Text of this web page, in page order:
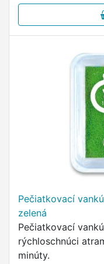
Pečiatkovací
zelená
Pečiatkovací
rýchloschnúci
minúty.